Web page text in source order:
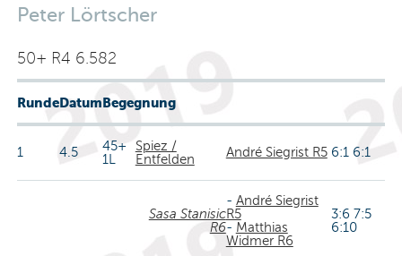
Peter Lörtscher
50+ R4 6.582
RundeDatumBegegnung
1 4.5
45+
1L
Spiez /
Entfelden
André Siegrist R5 6:1 6:1
Sasa Stanisic
R6
- André Siegrist
R5
- Matthias
Widmer R6
3:6 7:5
6:10